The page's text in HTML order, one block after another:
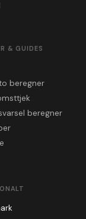
& GUIDES
beregner
beregner